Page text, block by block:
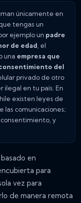
únicamente en
tengas un
ejemplo un padre
de edad, el
una empresa que
del
privado de otro
ilegal en tu país. En
existen leyes de
las comunicaciones;
consentimiento, y
en
para
vez para
de manera remota